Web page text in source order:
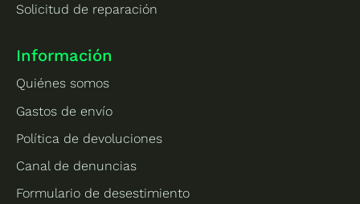
Solicitud de reparación
Información
Quiénes somos
Gastos de envío
Política de devoluciones
Canal de denuncias
Formulario de desestimiento